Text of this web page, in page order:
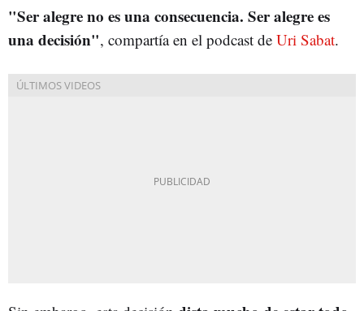
"Ser alegre no es una consecuencia. Ser alegre es
una decisión", compartía en el podcast de Uri Sabat.